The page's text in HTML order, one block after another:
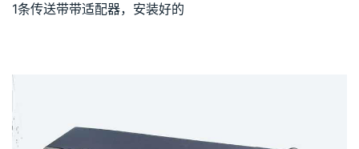
1条传送带带适配器，安装好的